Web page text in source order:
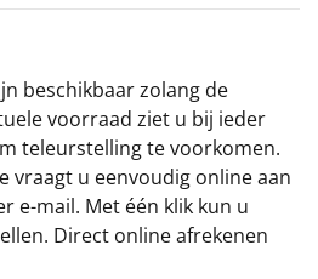
beschikbaar zolang de
voorraad ziet u bij ieder
teleurstelling te voorkomen.
vraagt u eenvoudig online aan
e-mail. Met één klik kun u
Direct online afrekenen